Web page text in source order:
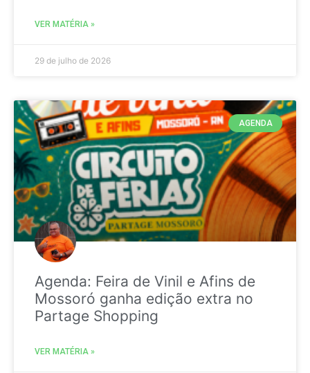
VER MATÉRIA »
29 de julho de 2026
AGENDA
Agenda: Feira de Vinil e Afins de
Mossoró ganha edição extra no
Partage Shopping
VER MATÉRIA »